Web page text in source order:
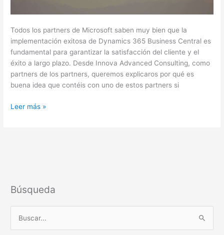
Todos los partners de Microsoft saben muy bien que la
implementación exitosa de Dynamics 365 Business Central es
fundamental para garantizar la satisfacción del cliente y el
éxito a largo plazo. Desde Innova Advanced Consulting, como
partners de los partners, queremos explicaros por qué es
buena idea que contéis con uno de estos partners si
Leer más »
Búsqueda